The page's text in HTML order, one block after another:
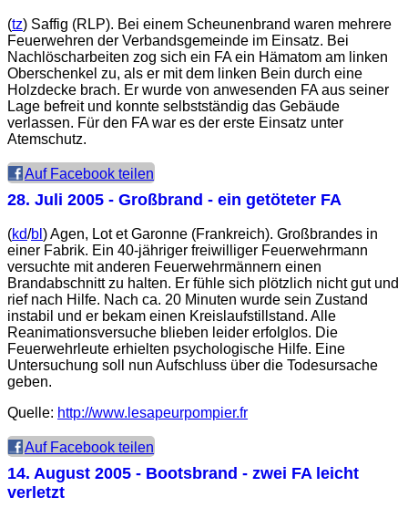
(tz) Saffig (RLP). Bei einem Scheunenbrand waren mehrere
Feuerwehren der Verbandsgemeinde im Einsatz. Bei
Nachlöscharbeiten zog sich ein FA ein Hämatom am linken
Oberschenkel zu, als er mit dem linken Bein durch eine
Holzdecke brach. Er wurde von anwesenden FA aus seiner
Lage befreit und konnte selbstständig das Gebäude
verlassen. Für den FA war es der erste Einsatz unter
Atemschutz.
Auf Facebook teilen
28. Juli 2005 - Großbrand - ein getöteter FA
(kd/bl ) Agen, Lot et Garonne (Frankreich). Großbrandes in
einer Fabrik. Ein 40-jähriger freiwilliger Feuerwehrmann
versuchte mit anderen Feuerwehrmännern einen
Brandabschnitt zu halten. Er fühle sich plötzlich nicht gut und
rief nach Hilfe. Nach ca. 20 Minuten wurde sein Zustand
instabil und er bekam einen Kreislaufstillstand. Alle
Reanimationsversuche blieben leider erfolglos. Die
Feuerwehrleute erhielten psychologische Hilfe. Eine
Untersuchung soll nun Aufschluss über die Todesursache
geben.
Quelle: http://www.lesapeurpompier.fr
Auf Facebook teilen
14. August 2005 - Bootsbrand - zwei FA leicht
verletzt